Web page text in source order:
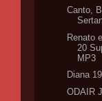
Canto,
Renato
20
MP3
Diana
ODAIR